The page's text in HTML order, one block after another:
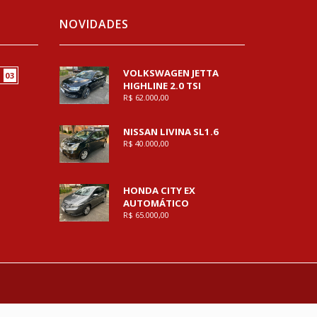
03
NOVIDADES
VOLKSWAGEN JETTA
HIGHLINE 2.0 TSI
R$ 62.000,00
NISSAN LIVINA SL1.6
R$ 40.000,00
HONDA CITY EX
AUTOMÁTICO
R$ 65.000,00